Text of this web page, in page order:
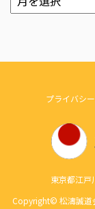
プライバシ
東京都江戸
Copyright© 松濤誠道